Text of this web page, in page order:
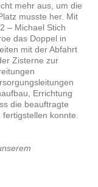
mehr aus, um die
musste her. Mit
– Michael Stich
das Doppel in
mit der Abfahrt
Zisterne zur
Errichtung
die beauftragte
konnte.